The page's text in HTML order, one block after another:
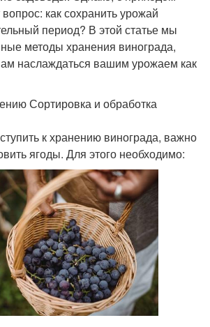
как сохранить урожай
период? В этой статье мы
методы хранения винограда,
наслаждаться вашим урожаем как
Сортировка и обработка
к хранению винограда, важно
ягоды. Для этого необходимо: